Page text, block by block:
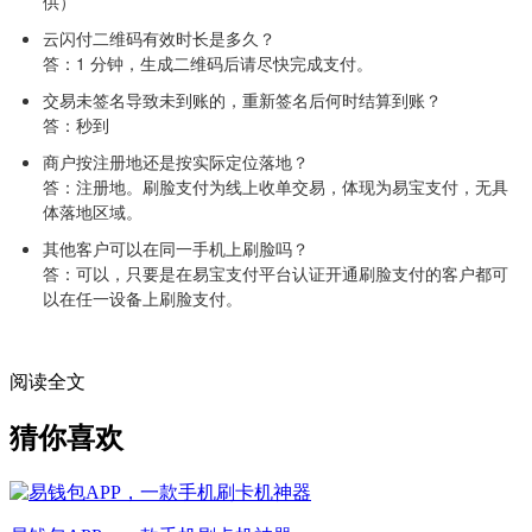
云闪付二维码有效时长是多久？
答：1 分钟，生成二维码后请尽快完成支付。
交易未签名导致未到账的，重新签名后何时结算到账？
答：秒到
商户按注册地还是按实际定位落地？
答：注册地。刷脸支付为线上收单交易，体现为易宝支付，无具
体落地区域。
其他客户可以在同一手机上刷脸吗？
答：可以，只要是在易宝支付平台认证开通刷脸支付的客户都可
以在任一设备上刷脸支付。
阅读全文
猜你喜欢